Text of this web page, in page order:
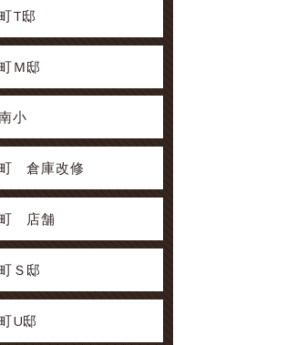
T邸
Ｍ邸
小
倉庫改修
店舗
Ｓ邸
U邸